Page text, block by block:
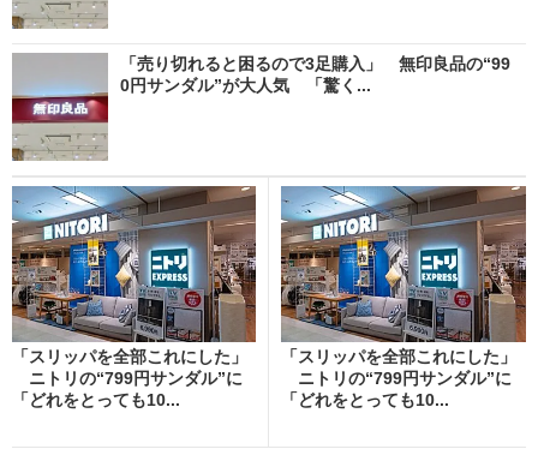
「売り切れると困るので3足購入」 無印良品の“99
0円サンダル”が大人気 「驚く...
「スリッパを全部これにした」
ニトリの“799円サンダル”に
「どれをとっても10...
「スリッパを全部これにした」
ニトリの“799円サンダル”に
「どれをとっても10...